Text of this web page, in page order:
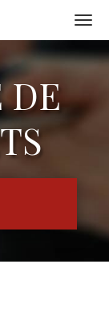
DE